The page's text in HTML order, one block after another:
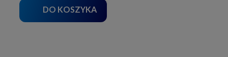
DO KOSZYKA